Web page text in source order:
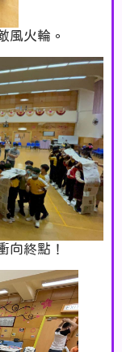
風火輪。
向終點！